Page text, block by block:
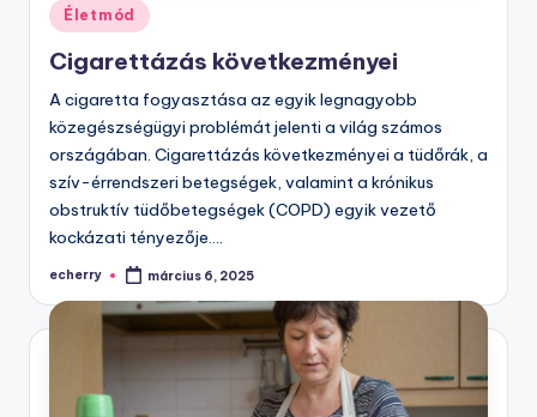
Posted
in
Életmód
Cigarettázás következményei
A cigaretta fogyasztása az egyik legnagyobb
közegészségügyi problémát jelenti a világ számos
országában. Cigarettázás következményei a tüdőrák, a
szív-érrendszeri betegségek, valamint a krónikus
obstruktív tüdőbetegségek (COPD) egyik vezető
kockázati tényezője.…
Posted
echerry március 6, 2025